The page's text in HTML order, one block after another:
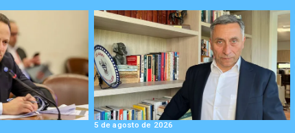
5 de agosto de 2026